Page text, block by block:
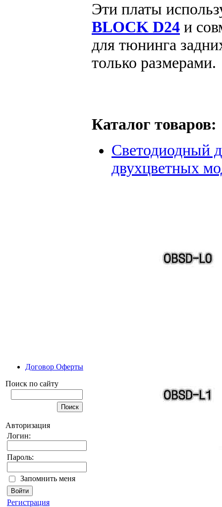
Договор Оферты
Поиск по сайту
Авторизация
Логин:
Пароль:
Запомнить меня
Регистрация
Эти платы
BLOCK D24 и
для тюнинга
только размерами.
Каталог товаров:
Светодиодный
двухцветных